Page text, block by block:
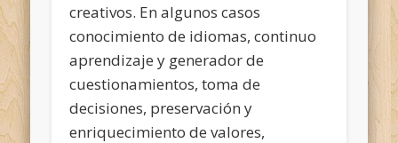
creativos. En algunos casos
conocimiento de idiomas, continuo
aprendizaje y generador de
cuestionamientos, toma de
decisiones, preservación y
enriquecimiento de valores,